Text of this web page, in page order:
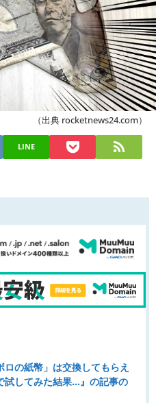
（出典 rocketnews24.com）
LINE
ロの紙幣」は交換してもらえ
試してみた結果…』の記事の